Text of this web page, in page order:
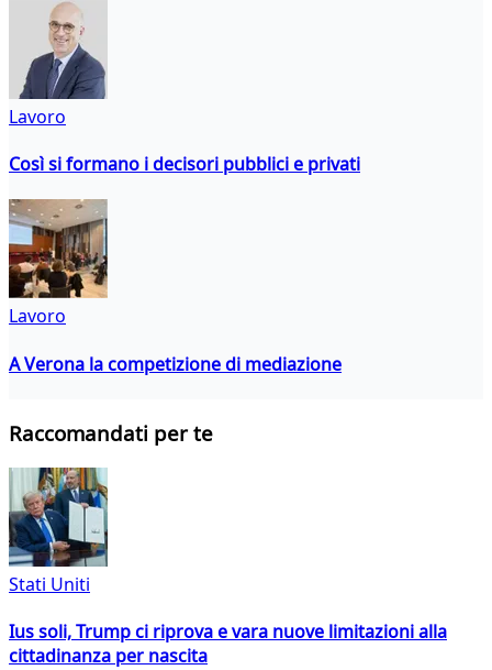
Lavoro
Così si formano i decisori pubblici e privati
Lavoro
A Verona la competizione di mediazione
Raccomandati per te
Stati Uniti
Ius soli, Trump ci riprova e vara nuove limitazioni alla
cittadinanza per nascita